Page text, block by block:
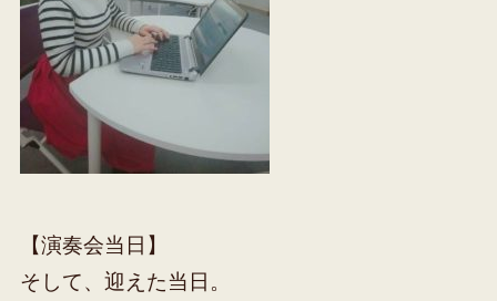
【演奏会当日】
そして、迎えた当日。